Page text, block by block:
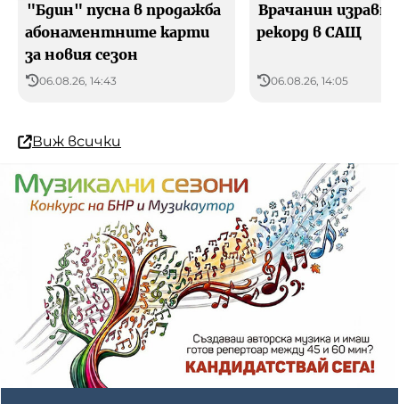
"Бдин" пусна в продажба
абонаментните карти
за новия сезон
06.08.26, 14:43
Врачанин
рекорд в САЩ
06.08.26, 14:05
Виж всички